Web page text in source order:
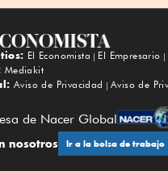
El Economista El Empresario
Mediakit
Aviso de Privacidad
Aviso de
de Nacer Global
nosotros Ir a la bolsa de trabajo